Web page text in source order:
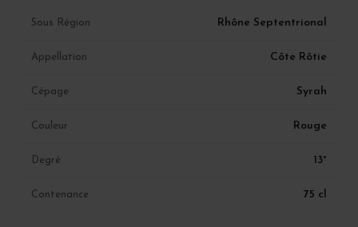
Sous Région Rhône Septentrional
Appellation Côte Rôtie
Cépage Syrah
Couleur Rouge
Degré 13°
Contenance 75 cl